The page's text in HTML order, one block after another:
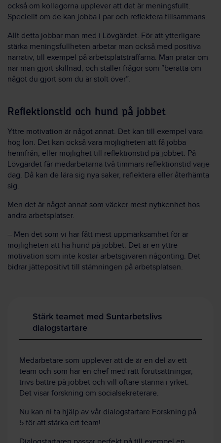
också om kollegorna upplever att det är meningsfullt.
Speciellt om de kan jobba i par och reflektera tillsammans.
Allt detta jobbar man med i Lövgärdet. För att ytterligare
stärka meningsfullheten arbetar man också med positiva
narrativ, till exempel på arbetsplatsträffarna. Man pratar om
när man gjort skillnad, och ställer frågor som ”berätta om
något du gjort som du är stolt över”.
Reflektionstid och hund på jobbet
Yttre motivation är något annat. Det kan till exempel vara
hög lön. Det kan också vara möjligheten att få jobba
hemifrån, eller möjlighet till reflektionstid på jobbet. På
Lövgärdet får medarbetarna två timmars reflektionstid varje
dag. Då kan de lära sig nya saker, reflektera eller återhämta
sig.
Men det är något annat som väcker mest nyfikenhet hos
andra arbetsplatser.
– Men det som vi har fått mest uppmärksamhet för är
möjligheten att ha hund på jobbet. Det är en yttre
motivation som inte kostar arbetsgivaren någonting. Det
bidrar jättepositivt till stämningen på arbetsplatsen.
Stärk teamet med Suntarbetslivs
dialogstartare
Medarbetare som upplever att de är en del av ett
team och som har en chef med rätt förutsättningar,
trivs bättre på jobbet och vill oftare stanna i yrket.
Det visar forskning om socialsekreterare.
Nu kan ni ta hjälp av vår dialogstartare Forskning på
5 för att stärka ert team!